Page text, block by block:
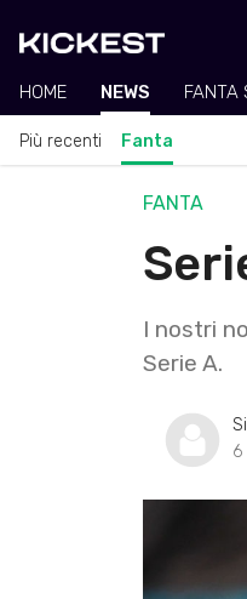
HOME NEWS FANTA
Più recenti Fanta
FANTA
I nostri
Serie A.
6